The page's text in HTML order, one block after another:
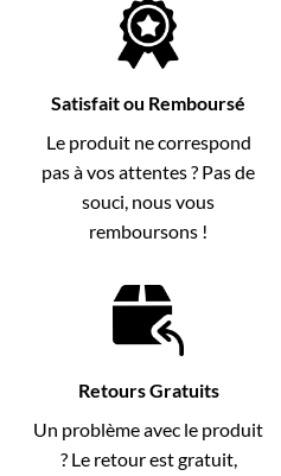
Satisfait ou Remboursé
Le produit ne correspond
pas à vos attentes ? Pas de
souci, nous vous
remboursons !
Retours Gratuits
Un problème avec le produit
? Le retour est gratuit,